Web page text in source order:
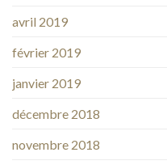
avril 2019
février 2019
janvier 2019
décembre 2018
novembre 2018